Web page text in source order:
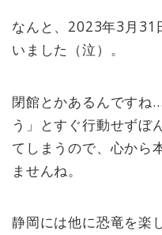
なんと、2023年3月31
いました（泣）。
閉館とかあるんですね
う」とすぐ行動せずぼ
てしまうので、心から
ませんね。
静岡には他に恐竜を楽